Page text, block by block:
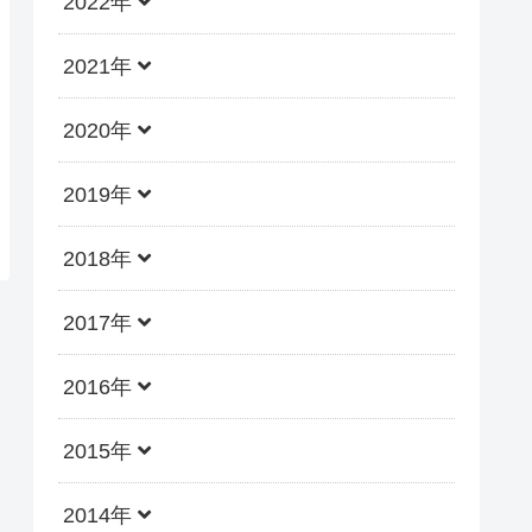
2021年
2020年
2019年
2018年
2017年
2016年
2015年
2014年